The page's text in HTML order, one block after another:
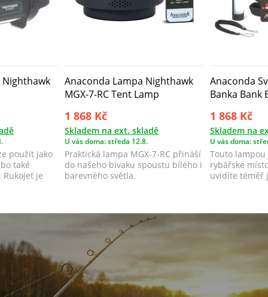
Nighthawk
použít jako
také
je
Anaconda Lampa Nighthawk
MGX-7-RC Tent Lamp
1 868 Kč
Skladem na ext. skladě
U vás doma: středa 12.8.
Praktická lampa MGX-7-RC přináší
do našeho bivaku spoustu bílého i
barevného světla.
Anaconda
Banka Bank
1 868 Kč
Skladem na
U vás doma:
Touto lampou
rybářské
uvidíte téměř